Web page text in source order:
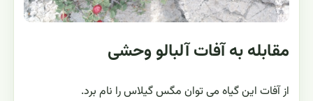
مقابله به آفات آلبالو وحشی
از آفات این گیاه می توان مگس گیلاس را نام برد.